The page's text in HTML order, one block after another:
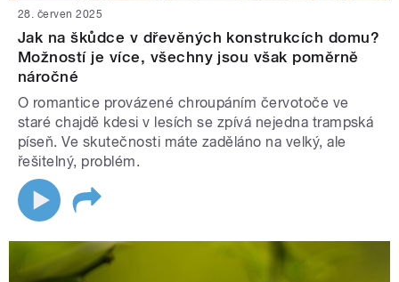
28. červen 2025
Jak na škůdce v dřevěných konstrukcích domu?
Možností je více, všechny jsou však poměrně
náročné
O romantice provázené chroupáním červotoče ve
staré chajdě kdesi v lesích se zpívá nejedna trampská
píseň. Ve skutečnosti máte zaděláno na velký, ale
řešitelný, problém.